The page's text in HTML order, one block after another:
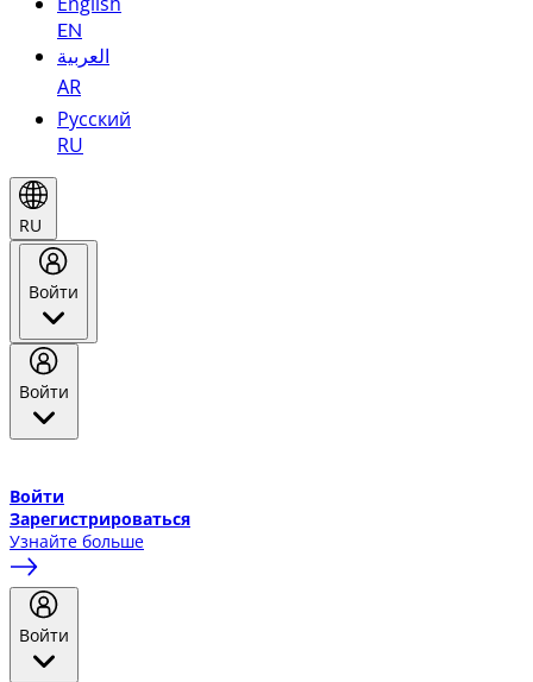
EN
العربية
AR
Русский
RU
RU
Войти
Войти
Войти
Зарегистрироваться
Узнайте больше
Войти